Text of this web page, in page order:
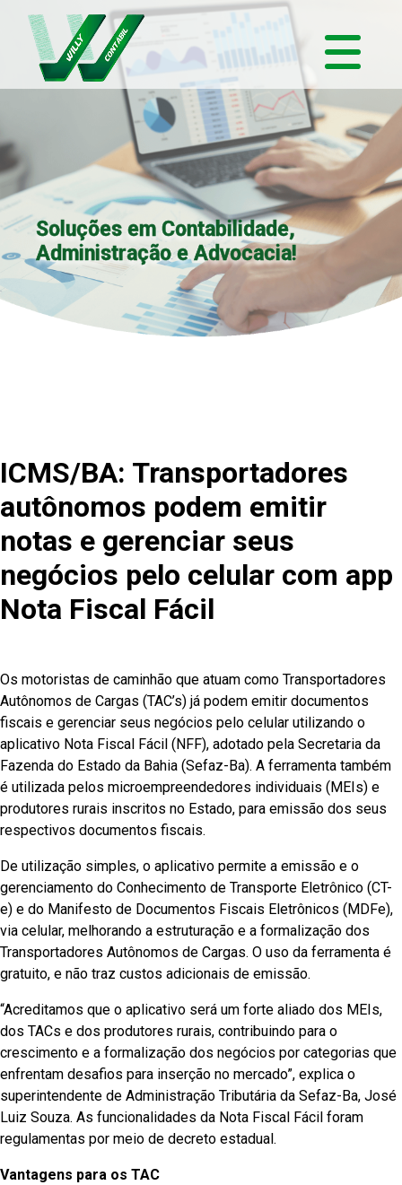
Soluções em Contabilidade,
Administração e Advocacia!
ICMS/BA: Transportadores
autônomos podem emitir
notas e gerenciar seus
negócios pelo celular com app
Nota Fiscal Fácil
Os motoristas de caminhão que atuam como Transportadores
Autônomos de Cargas (TAC’s) já podem emitir documentos
fiscais e gerenciar seus negócios pelo celular utilizando o
aplicativo Nota Fiscal Fácil (NFF), adotado pela Secretaria da
Fazenda do Estado da Bahia (Sefaz-Ba). A ferramenta também
é utilizada pelos microempreendedores individuais (MEIs) e
produtores rurais inscritos no Estado, para emissão dos seus
respectivos documentos fiscais.
De utilização simples, o aplicativo permite a emissão e o
gerenciamento do Conhecimento de Transporte Eletrônico (CT-
e) e do Manifesto de Documentos Fiscais Eletrônicos (MDFe),
via celular, melhorando a estruturação e a formalização dos
Transportadores Autônomos de Cargas. O uso da ferramenta é
gratuito, e não traz custos adicionais de emissão.
“Acreditamos que o aplicativo será um forte aliado dos MEIs,
dos TACs e dos produtores rurais, contribuindo para o
crescimento e a formalização dos negócios por categorias que
enfrentam desafios para inserção no mercado”, explica o
superintendente de Administração Tributária da Sefaz-Ba, José
Luiz Souza. As funcionalidades da Nota Fiscal Fácil foram
regulamentas por meio de decreto estadual.
Vantagens para os TAC